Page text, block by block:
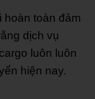
hoàn toàn đảm
dịch vụ
luôn luôn
hiện nay.